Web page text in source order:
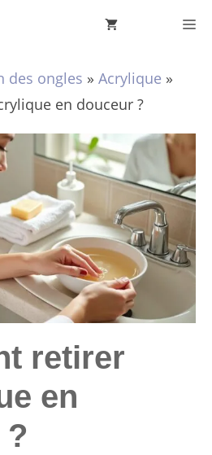
des ongles » Acrylique »
en douceur ?
retirer
en
?